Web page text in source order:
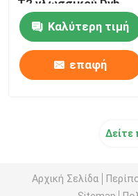
T2 γλωσσικού Dvb
δεκτών USB PVR
Καλύτερη τιμή
επαφή
Δείτε
Αρχική Σελίδα